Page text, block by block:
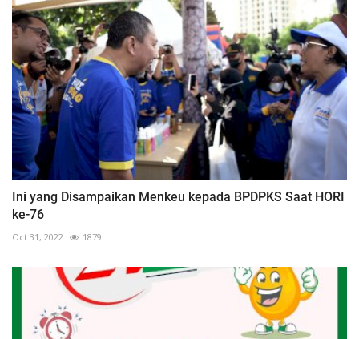
Ini yang Disampaikan Menkeu kepada BPDPKS Saat HORI
ke-76
Oct 31, 2022 1879